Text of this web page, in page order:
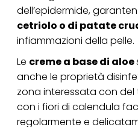
dell’epidermide,
cetriolo o di patate
infiammazioni della pelle.
Le creme a base di aloe
anche le proprietà
zona interessata con del
con i fiori di calendula
regolarmente e